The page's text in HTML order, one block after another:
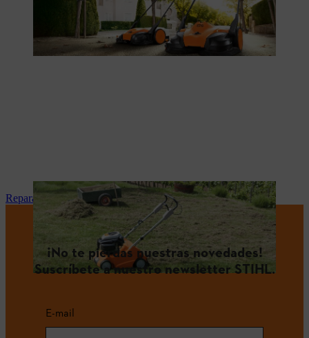
Reparación y mantenimiento STIHL en tu tienda especialista
¡No te pierdas nuestras novedades!
Suscríbete a nuestro newsletter STIHL.
E-mail